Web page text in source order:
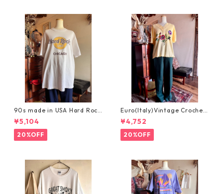
90s made in USA Hard Rock
Cafe Chicago XL /アメリカ
製ヴィンテージハードロック
カフェシカゴTシャツ
¥5,104
20%OFF
Euro(Italy)Vintage Crochet
Embroidery Tshirt/イタリア
ヴィンテージ・お花刺繍のデ
ザイン半袖カットソー
¥4,752
20%OFF